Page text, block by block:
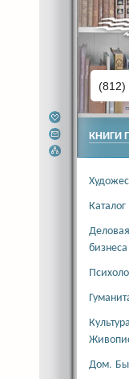
(812)
КНИГИ
бизнеса
Дом.